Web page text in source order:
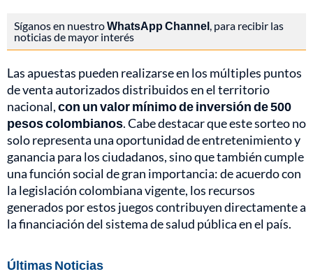
Síganos en nuestroWhatsApp Channel, para recibir las
noticias de mayor interés
Las apuestas pueden realizarse en los múltiples puntos
de venta autorizados distribuidos en el territorio
nacional,con un valor mínimo de inversión de 500
pesos colombianos. Cabe destacar que este sorteo no
solo representa una oportunidad de entretenimiento y
ganancia para los ciudadanos, sino que también cumple
una función social de gran importancia: de acuerdo con
la legislación colombiana vigente, los recursos
generados por estos juegos contribuyen directamente a
la financiación del sistema de salud pública en el país.
Últimas Noticias